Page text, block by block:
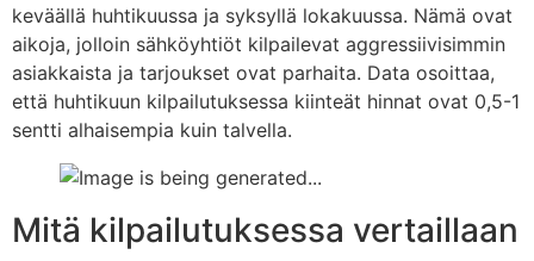
keväällä huhtikuussa ja syksyllä lokakuussa. Nämä ovat
aikoja, jolloin sähköyhtiöt kilpailevat aggressiivisimmin
asiakkaista ja tarjoukset ovat parhaita. Data osoittaa,
että huhtikuun kilpailutuksessa kiinteät hinnat ovat 0,5-1
sentti alhaisempia kuin talvella.
Mitä kilpailutuksessa vertaillaan